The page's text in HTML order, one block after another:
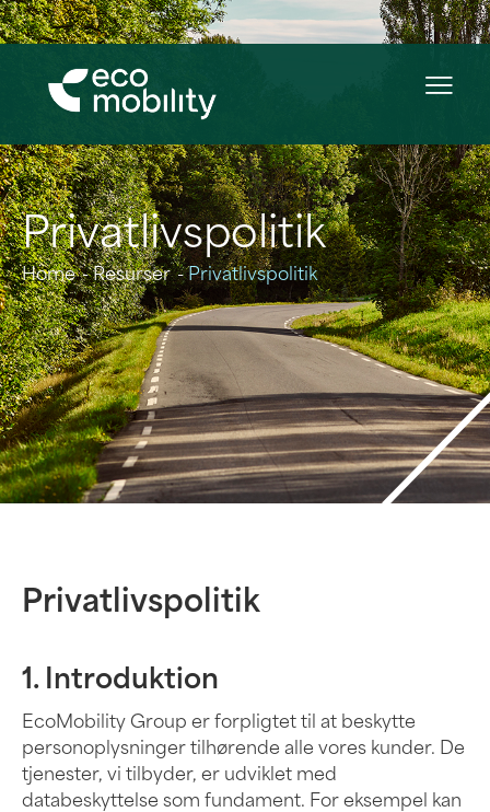
Privatlivspolitik
Home Resurser Privatlivspolitik
Privatlivspolitik
1. Introduktion
EcoMobility Group er forpligtet til at beskytte
personoplysninger tilhørende alle vores kunder. De
tjenester, vi tilbyder, er udviklet med
databeskyttelse som fundament. For eksempel kan